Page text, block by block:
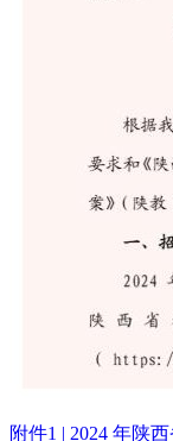
附件1 | 2024 年陕